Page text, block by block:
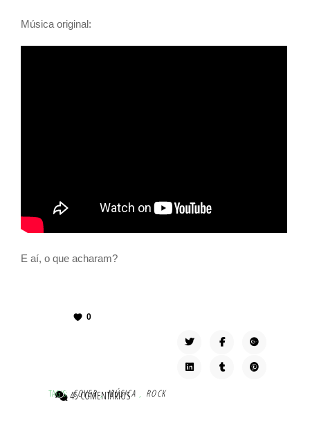
Música original:
E aí, o que acharam?
45 COMENTÁRIOS
0
TAG'S: COVER , MÚSICA , ROCK